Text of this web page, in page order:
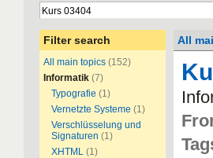
Filter search
All main topics (152)
Informatik (7)
Typografie (1)
Vernetzte Systeme (1)
Verschlüsselung und
Signaturen (1)
XHTML (1)
All